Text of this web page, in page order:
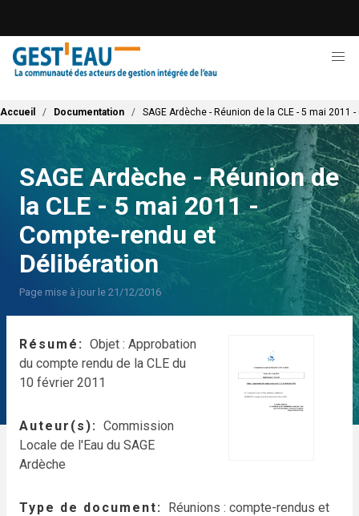
contenu
principal
Fil d'Ariane
Accueil Documentation SAGE Ardèche - Réunion de la CLE - 5 mai 2011
SAGE Ardèche - Réunion de
la CLE - 5 mai 2011 -
Compte-rendu et
Délibération
Page mise à jour le 21/12/2016
Résumé
Objet : Approbation
du compte rendu de la CLE du
10 février 2011
Auteur(s)
Commission
Locale de l'Eau du SAGE
Ardèche
Type de document
Réunions : compte-rendus et